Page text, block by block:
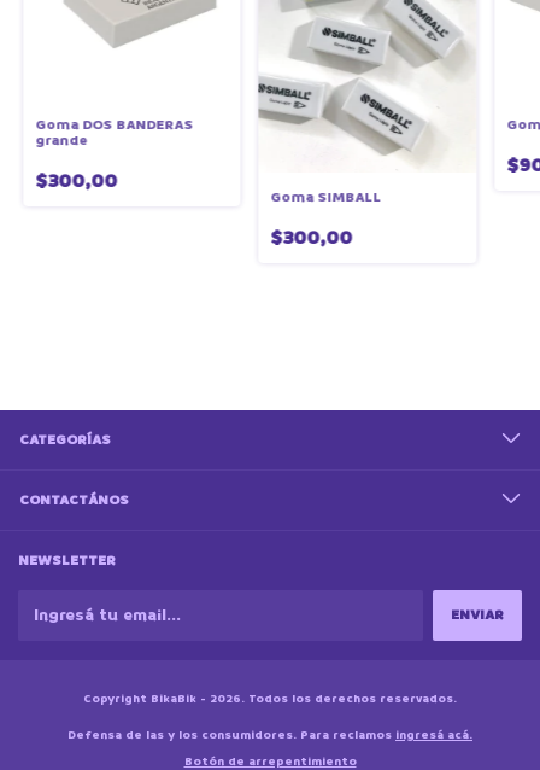
Goma DOS BANDERAS
grande
$300,00
Goma SIMBALL
$300,00
CATEGORÍAS
CONTACTÁNOS
NEWSLETTER
Copyright BikaBik - 2026. Todos los derechos reservados.
Defensa de las y los consumidores. Para reclamos ingresá acá.
Botón de arrepentimiento